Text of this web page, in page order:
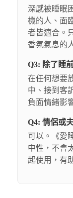
深感被睡眠
機的人、面
者皆適合。
香氛氣息的
Q3: 除了睡
在任何想要
中、接到客
負面情緒影
Q4: 情侶或
可以。《愛
中性，不會
起使用，有